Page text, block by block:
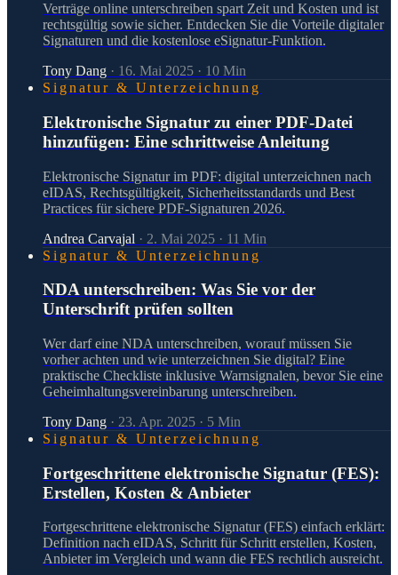
Verträge online unterschreiben spart Zeit und Kosten und ist
rechtsgültig sowie sicher. Entdecken Sie die Vorteile digitaler
Signaturen und die kostenlose eSignatur-Funktion.
Tony Dang · 16. Mai 2025 · 10 Min
Signatur & Unterzeichnung
Elektronische Signatur zu einer PDF-Datei
hinzufügen: Eine schrittweise Anleitung
Elektronische Signatur im PDF: digital unterzeichnen nach
eIDAS, Rechtsgültigkeit, Sicherheitsstandards und Best
Practices für sichere PDF-Signaturen 2026.
Andrea Carvajal · 2. Mai 2025 · 11 Min
Signatur & Unterzeichnung
NDA unterschreiben: Was Sie vor der
Unterschrift prüfen sollten
Wer darf eine NDA unterschreiben, worauf müssen Sie
vorher achten und wie unterzeichnen Sie digital? Eine
praktische Checkliste inklusive Warnsignalen, bevor Sie eine
Geheimhaltungsvereinbarung unterschreiben.
Tony Dang · 23. Apr. 2025 · 5 Min
Signatur & Unterzeichnung
Fortgeschrittene elektronische Signatur (FES):
Erstellen, Kosten & Anbieter
Fortgeschrittene elektronische Signatur (FES) einfach erklärt:
Definition nach eIDAS, Schritt für Schritt erstellen, Kosten,
Anbieter im Vergleich und wann die FES rechtlich ausreicht.